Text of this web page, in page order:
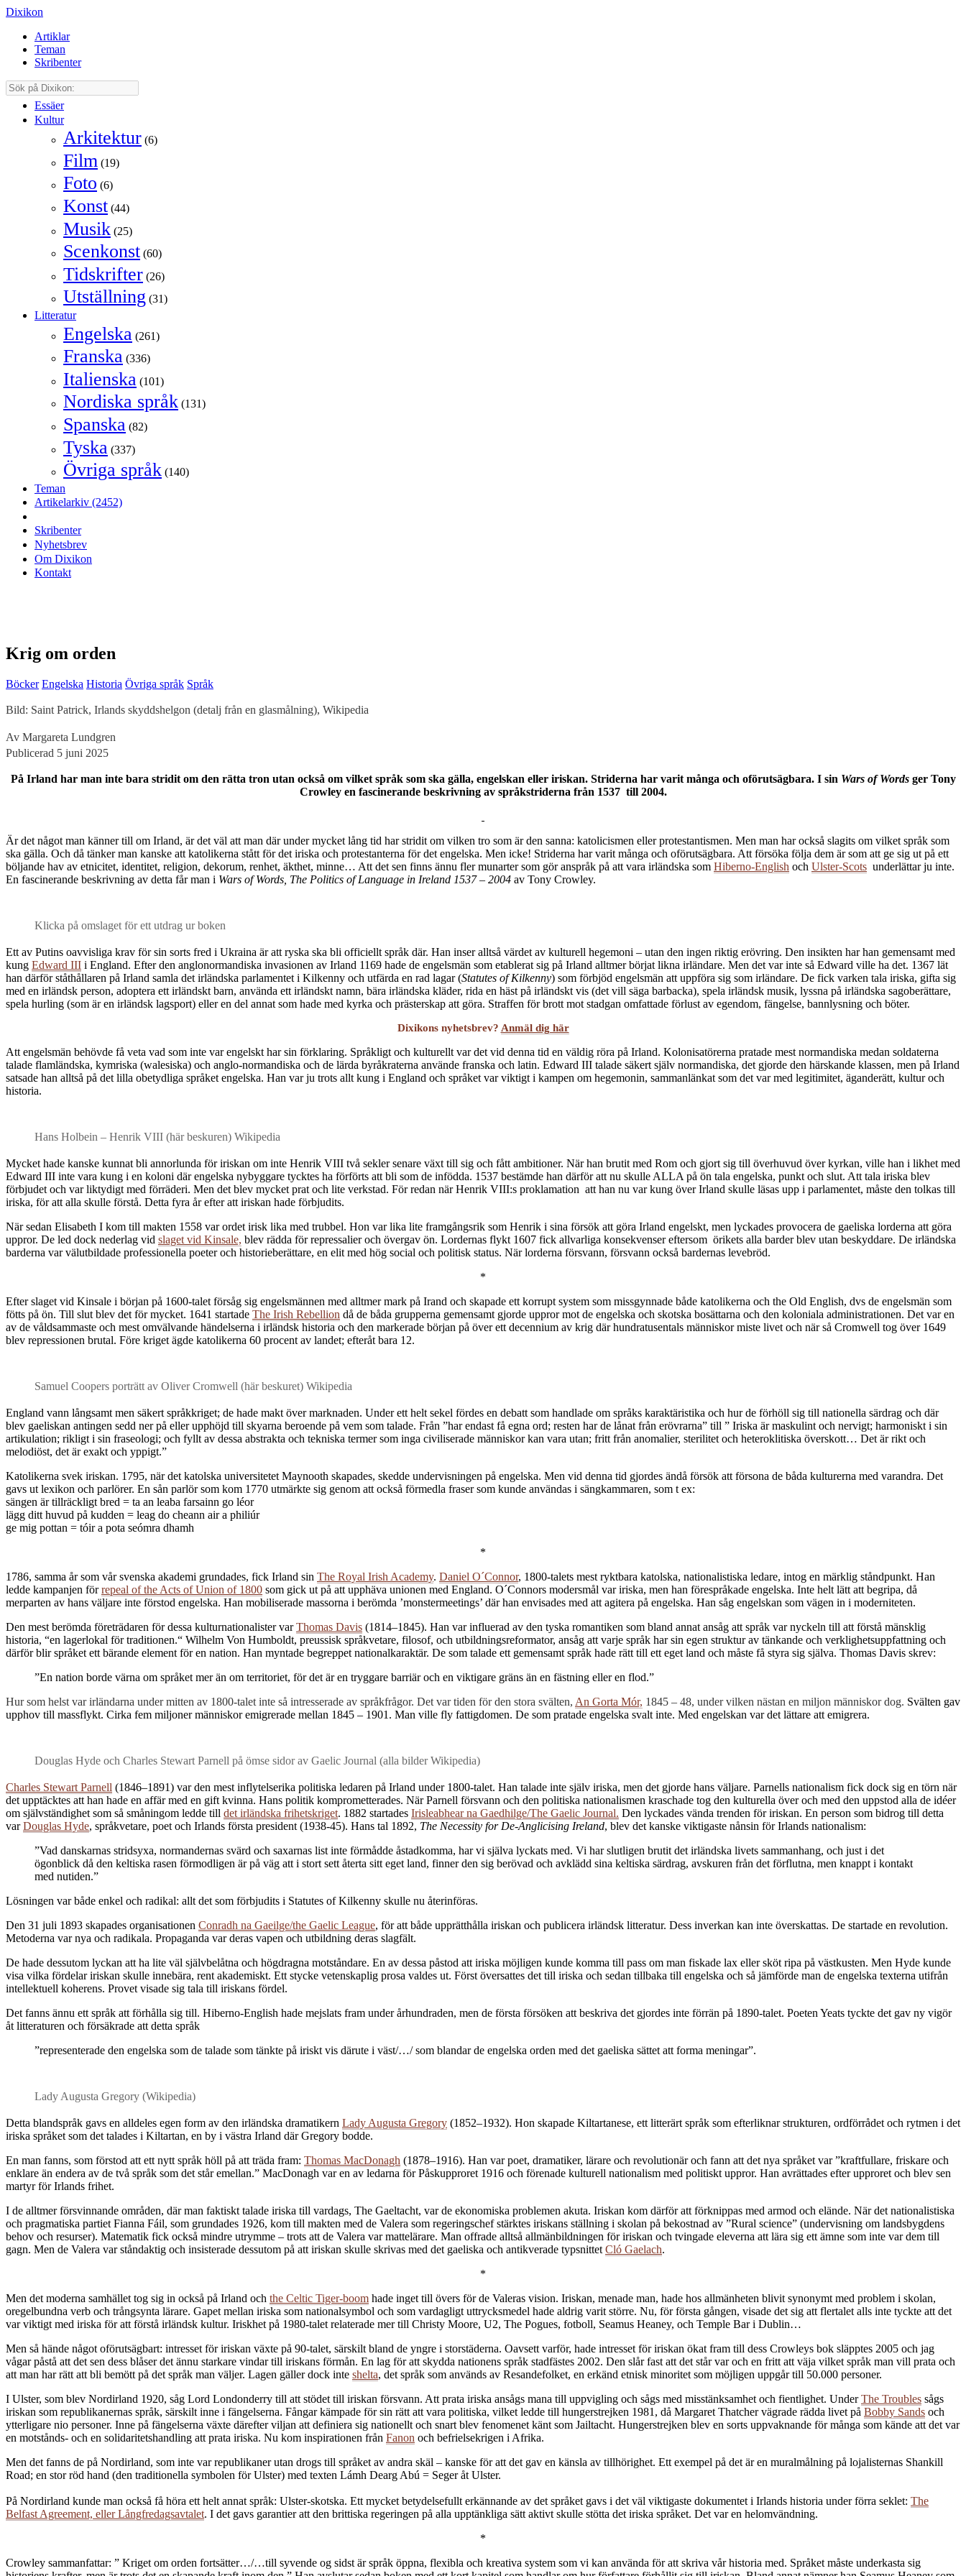
Dixikon
Artiklar
Teman
Skribenter
Essäer
Kultur
Arkitektur (6)
Film (19)
Foto (6)
Konst (44)
Musik (25)
Scenkonst (60)
Tidskrifter (26)
Utställning (31)
Litteratur
Engelska (261)
Franska (336)
Italienska (101)
Nordiska språk (131)
Spanska (82)
Tyska (337)
Övriga språk (140)
Teman
Artikelarkiv (2452)
Skribenter
Nyhetsbrev
Om Dixikon
Kontakt
Krig om orden
Böcker Engelska Historia Övriga språk Språk
Bild: Saint Patrick, Irlands skyddshelgon (detalj från en glasmålning), Wikipedia
Av Margareta Lundgren
Publicerad 5 juni 2025
På Irland har man inte bara stridit om den rätta tron utan också om vilket språk som ska gälla, engelskan eller iriskan. Striderna har varit många och oförutsägbara. I sin Wars of Wordsger Tony
Crowley en fascinerande beskrivning av språkstriderna från 1537 till 2004.
Är det något man känner till om Irland, är det väl att man där under mycket lång tid har stridit om vilken tro som är den sanna: katolicismen eller protestantismen. Men man har också slagits om vilket språk som
ska gälla. Och då tänker man kanske att katolikerna stått för det iriska och protestanterna för det engelska. Men icke! Striderna har varit många och oförutsägbara. Att försöka följa dem är som att ge sig ut på ett
böljande hav av etnicitet, identitet, religion, dekorum, renhet, äkthet, minne… Att det sen finns ännu fler munarter som gör anspråk på att vara irländska som Hiberno-English och Ulster-Scots underlättar ju inte.
En fascinerande beskrivning av detta får man i Wars of Words, The Politics of Language in Ireland 1537 – 2004 av Tony Crowley.
Klicka på omslaget för ett utdrag ur boken
Ett av Putins oavvisliga krav för sin sorts fred i Ukraina är att ryska ska bli officiellt språk där. Han inser alltså värdet av kulturell hegemoni – utan den ingen riktig erövring. Den insikten har han gemensamt med
kung Edward III i England. Efter den anglonormandiska invasionen av Irland 1169 hade de engelsmän som etablerat sig på Irland alltmer börjat likna irländare. Men det var inte så Edward ville ha det. 1367 lät
han därför ståthållaren på Irland samla det irländska parlamentet i Kilkenny och utfärda en rad lagar (Statutes of Kilkenny) som förbjöd engelsmän att uppföra sig som irländare. De fick varken tala iriska, gifta sig
med en irländsk person, adoptera ett irländskt barn, använda ett irländskt namn, bära irländska kläder, rida en häst på irländskt vis (det vill säga barbacka), spela irländsk musik, lyssna på irländska sagoberättare,
spela hurling (som är en irländsk lagsport) eller en del annat som hade med kyrka och prästerskap att göra. Straffen för brott mot stadgan omfattade förlust av egendom, fängelse, bannlysning och böter.
Dixikons nyhetsbrev? Anmäl dig här
Att engelsmän behövde få veta vad som inte var engelskt har sin förklaring. Språkligt och kulturellt var det vid denna tid en väldig röra på Irland. Kolonisatörerna pratade mest normandiska medan soldaterna
talade flamländska, kymriska (walesiska) och anglo-normandiska och de lärda byråkraterna använde franska och latin. Edward III talade säkert själv normandiska, det gjorde den härskande klassen, men på Irland
satsade han alltså på det lilla obetydliga språket engelska. Han var ju trots allt kung i England och språket var viktigt i kampen om hegemonin, sammanlänkat som det var med legitimitet, äganderätt, kultur och
historia.
Hans Holbein – Henrik VIII (här beskuren) Wikipedia
Mycket hade kanske kunnat bli annorlunda för iriskan om inte Henrik VIII två sekler senare växt till sig och fått ambitioner. När han brutit med Rom och gjort sig till överhuvud över kyrkan, ville han i likhet med
Edward III inte vara kung i en koloni där engelska nybyggare tycktes ha förförts att bli som de infödda. 1537 bestämde han därför att nu skulle ALLA på ön tala engelska, punkt och slut. Att tala iriska blev
förbjudet och var liktydigt med förräderi. Men det blev mycket prat och lite verkstad. För redan när Henrik VIII:s proklamation att han nu var kung över Irland skulle läsas upp i parlamentet, måste den tolkas till
iriska, för att alla skulle förstå. Detta fyra år efter att iriskan hade förbjudits.
När sedan Elisabeth I kom till makten 1558 var ordet irisk lika med trubbel. Hon var lika lite framgångsrik som Henrik i sina försök att göra Irland engelskt, men lyckades provocera de gaeliska lorderna att göra
uppror. De led dock nederlag vid slaget vid Kinsale, blev rädda för repressalier och övergav ön. Lordernas flykt 1607 fick allvarliga konsekvenser eftersom örikets alla barder blev utan beskyddare. De irländska
barderna var välutbildade professionella poeter och historieberättare, en elit med hög social och politisk status. När lorderna försvann, försvann också bardernas levebröd.
*
Efter slaget vid Kinsale i början på 1600-talet försåg sig engelsmännen med alltmer mark på Irand och skapade ett korrupt system som missgynnade både katolikerna och the Old English, dvs de engelsmän som
fötts på ön. Till slut blev det för mycket. 1641 startade The Irish Rebellion då de båda grupperna gemensamt gjorde uppror mot de engelska och skotska bosättarna och den koloniala administrationen. Det var en
av de våldsammaste och mest omvälvande händelserna i irländsk historia och den markerade början på över ett decennium av krig där hundratusentals människor miste livet och när så Cromwell tog över 1649
blev repressionen brutal. Före kriget ägde katolikerna 60 procent av landet; efteråt bara 12.
Samuel Coopers porträtt av Oliver Cromwell (här beskuret) Wikipedia
England vann långsamt men säkert språkkriget; de hade makt över marknaden. Under ett helt sekel fördes en debatt som handlade om språks karaktäristika och hur de förhöll sig till nationella särdrag och där
blev gaeliskan antingen sedd ner på eller upphöjd till skyarna beroende på vem som talade. Från ”har endast få egna ord; resten har de lånat från erövrarna” till ” Iriska är maskulint och nervigt; harmoniskt i sin
artikulation; rikligt i sin fraseologi; och fyllt av dessa abstrakta och tekniska termer som inga civiliserade människor kan vara utan; fritt från anomalier, sterilitet och heteroklitiska överskott… Det är rikt och
melodiöst, det är exakt och yppigt.”
Katolikerna svek iriskan. 1795, när det katolska universitetet Maynooth skapades, skedde undervisningen på engelska. Men vid denna tid gjordes ändå försök att försona de båda kulturerna med varandra. Det
gavs ut lexikon och parlörer. En sån parlör som kom 1770 utmärkte sig genom att också förmedla fraser som kunde användas i sängkammaren, som t ex:
sängen är tillräckligt bred = ta an leaba farsainn go léor
lägg ditt huvud på kudden = leag do cheann air a philiúr
ge mig pottan = tóir a pota seómra dhamh
*
1786, samma år som vår svenska akademi grundades, fick Irland sin The Royal Irish Academy. Daniel O´Connor, 1800-talets mest ryktbara katolska, nationalistiska ledare, intog en märklig ståndpunkt. Han
ledde kampanjen förrepeal of the Acts of Union of 1800 som gick ut på att upphäva unionen med England. O´Connors modersmål var iriska, men han förespråkade engelska. Inte helt lätt att begripa, då
merparten av hans väljare inte förstod engelska. Han mobiliserade massorna i berömda ’monstermeetings’ där han envisades med att agitera på engelska. Han såg engelskan som vägen in i moderniteten.
Den mest berömda företrädaren för dessa kulturnationalister varThomas Davis (1814–1845). Han var influerad av den tyska romantiken som bland annat ansåg att språk var nyckeln till att förstå mänsklig
historia, “en lagerlokal för traditionen.“ Wilhelm Von Humboldt, preussisk språkvetare, filosof, och utbildningsreformator, ansåg att varje språk har sin egen struktur av tänkande och verklighetsuppfattning och
därför blir språket ett bärande element för en nation. Han myntade begreppet nationalkaraktär. De som talade ett gemensamt språk hade rätt till ett eget land och måste få styra sig själva. Thomas Davis skrev:
”En nation borde värna om språket mer än om territoriet, för det är en tryggare barriär och en viktigare gräns än en fästning eller en flod.”
Hur som helst var irländarna under mitten av 1800-talet inte så intresserade av språkfrågor. Det var tiden för den stora svälten, An Gorta Mór, 1845 – 48, under vilken nästan en miljon människor dog. Svälten gav
upphov till massflykt. Cirka fem miljoner människor emigrerade mellan 1845 – 1901. Man ville fly fattigdomen. De som pratade engelska svalt inte. Med engelskan var det lättare att emigrera.
Douglas Hyde och Charles Stewart Parnell på ömse sidor av Gaelic Journal (alla bilder Wikipedia)
Charles Stewart Parnell (1846–1891) var den mest inflytelserika politiska ledaren på Irland under 1800-talet. Han talade inte själv iriska, men det gjorde hans väljare. Parnells nationalism fick dock sig en törn när
det upptäcktes att han hade en affär med en gift kvinna. Hans politik komprometterades. När Parnell försvann och den politiska nationalismen kraschade tog den kulturella över och med den uppstod alla de idéer
om självständighet som så småningom ledde till det irländska frihetskriget. 1882 startades Irisleabhear na Gaedhilge/The Gaelic Journal. Den lyckades vända trenden för iriskan. En person som bidrog till detta
varDouglas Hyde, språkvetare, poet och Irlands första president (1938-45). Hans tal 1892, The Necessity for De-Anglicising Ireland, blev det kanske viktigaste nånsin för Irlands nationalism:
”Vad danskarnas stridsyxa, normandernas svärd och saxarnas list inte förmådde åstadkomma, har vi själva lyckats med. Vi har slutligen brutit det irländska livets sammanhang, och just i det
ögonblick då den keltiska rasen förmodligen är på väg att i stort sett återta sitt eget land, finner den sig berövad och avklädd sina keltiska särdrag, avskuren från det förflutna, men knappt i kontakt
med nutiden.”
Lösningen var både enkel och radikal: allt det som förbjudits i Statutes of Kilkenny skulle nu återinföras.
Den 31 juli 1893 skapades organisationen Conradh na Gaeilge/the Gaelic League, för att både upprätthålla iriskan och publicera irländsk litteratur. Dess inverkan kan inte överskattas. De startade en revolution.
Metoderna var nya och radikala. Propaganda var deras vapen och utbildning deras slagfält.
De hade dessutom lyckan att ha lite väl självbelåtna och högdragna motståndare. En av dessa påstod att iriska möjligen kunde komma till pass om man fiskade lax eller sköt ripa på västkusten. Men Hyde kunde
visa vilka fördelar iriskan skulle innebära, rent akademiskt. Ett stycke vetenskaplig prosa valdes ut. Först översattes det till iriska och sedan tillbaka till engelska och så jämförde man de engelska texterna utifrån
intellektuell koherens. Provet visade sig tala till iriskans fördel.
Det fanns ännu ett språk att förhålla sig till. Hiberno-English hade mejslats fram under århundraden, men de första försöken att beskriva det gjordes inte förrän på 1890-talet. Poeten Yeats tyckte det gav ny vigör
åt litteraturen och försäkrade att detta språk
”representerade den engelska som de talade som tänkte på iriskt vis därute i väst/…/ som blandar de engelska orden med det gaeliska sättet att forma meningar”.
Lady Augusta Gregory (Wikipedia)
Detta blandspråk gavs en alldeles egen form av den irländska dramatikern Lady Augusta Gregory (1852–1932). Hon skapade Kiltartanese, ett litterärt språk som efterliknar strukturen, ordförrådet och rytmen i det
iriska språket som det talades i Kiltartan, en by i västra Irland där Gregory bodde.
En man fanns, som förstod att ett nytt språk höll på att träda fram: Thomas MacDonagh (1878–1916). Han var poet, dramatiker, lärare och revolutionär och fann att det nya språket var ”kraftfullare, friskare och
enklare än endera av de två språk som det står emellan.” MacDonagh var en av ledarna för Påskupproret 1916 och förenade kulturell nationalism med politiskt uppror. Han avrättades efter upproret och blev sen
martyr för Irlands frihet.
I de alltmer försvinnande områden, där man faktiskt talade iriska till vardags, The Gaeltacht, var de ekonomiska problemen akuta. Iriskan kom därför att förknippas med armod och elände. När det nationalistiska
och pragmatiska partiet Fianna Fáil, som grundades 1926, kom till makten med de Valera som regeringschef stärktes iriskans ställning i skolan på bekostnad av ”Rural science” (undervisning om landsbygdens
behov och resurser). Matematik fick också mindre utrymme – trots att de Valera var mattelärare. Man offrade alltså allmänbildningen för iriskan och tvingade eleverna att lära sig ett ämne som inte var dem till
gagn. Men de Valera var ståndaktig och insisterade dessutom på att iriskan skulle skrivas med det gaeliska och antikverade typsnittet Cló Gaelach.
*
Men det moderna samhället tog sig in också på Irland och the Celtic Tiger-boom hade inget till övers för de Valeras vision. Iriskan, menade man, hade hos allmänheten blivit synonymt med problem i skolan,
oregelbundna verb och trångsynta lärare. Gapet mellan iriska som nationalsymbol och som vardagligt uttrycksmedel hade aldrig varit större. Nu, för första gången, visade det sig att flertalet alls inte tyckte att det
var viktigt med iriska för att förstå irländsk kultur. Iriskhet på 1980-talet relaterade mer till Christy Moore, U2, The Pogues, fotboll, Seamus Heaney, och Temple Bar i Dublin…
Men så hände något oförutsägbart: intresset för iriskan växte på 90-talet, särskilt bland de yngre i storstäderna. Oavsett varför, hade intresset för iriskan ökat fram till dess Crowleys bok släpptes 2005 och jag
vågar påstå att det sen dess blåser det ännu starkare vindar till iriskans förmån. En lag för att skydda nationens språk stadfästes 2002. Den slår fast att det står var och en fritt att väja vilket språk man vill prata och
att man har rätt att bli bemött på det språk man väljer. Lagen gäller dock inte shelta, det språk som används av Resandefolket, en erkänd etnisk minoritet som möjligen uppgår till 50.000 personer.
I Ulster, som blev Nordirland 1920, såg Lord Londonderry till att stödet till iriskan försvann. Att prata iriska ansågs mana till uppvigling och sågs med misstänksamhet och fientlighet. UnderThe Troubles sågs
iriskan som republikanernas språk, särskilt inne i fängelserna. Fångar kämpade för sin rätt att vara politiska, vilket ledde till hungerstrejken 1981, då Margaret Thatcher vägrade rädda livet på Bobby Sands och
ytterligare nio personer. Inne på fängelserna växte därefter viljan att definiera sig nationellt och snart blev fenomenet känt som Jailtacht. Hungerstrejken blev en sorts uppvaknande för många som kände att det var
en motstånds- och en solidaritetshandling att prata iriska. Nu kom inspirationen från Fanon och befrielsekrigen i Afrika.
Men det fanns de på Nordirland, som inte var republikaner utan drogs till språket av andra skäl – kanske för att det gav en känsla av tillhörighet. Ett exempel på det är en muralmålning på lojalisternas Shankill
Road; en stor röd hand (den traditionella symbolen för Ulster) med texten Lámh Dearg Abú = Seger åt Ulster.
På Nordirland kunde man också få höra ett helt annat språk: Ulster-skotska. Ett mycket betydelsefullt erkännande av det språket gavs i det väl viktigaste dokumentet i Irlands historia under förra seklet: The
Belfast Agreement, eller Långfredagsavtalet. I det gavs garantier att den brittiska regeringen på alla upptänkliga sätt aktivt skulle stötta det iriska språket. Det var en helomvändning.
*
Crowley sammanfattar: ” Kriget om orden fortsätter…/…till syvende og sidst är språk öppna, flexibla och kreativa system som vi kan använda för att skriva vår historia med. Språket måste underkasta sig